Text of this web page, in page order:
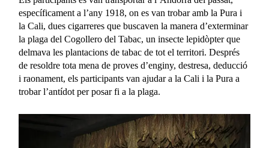
específicament a l’any 1918, on es van trobar amb la Pura i
la Cali, dues cigarreres que buscaven la manera d’exterminar
la plaga del Cogollero del Tabac, un insecte lepidòpter que
delmava les plantacions de tabac de tot el territori. Després
de resoldre tota mena de proves d’enginy, destresa, deducció
i raonament, els participants van ajudar a la Cali i la Pura a
trobar l’antídot per posar fi a la plaga.